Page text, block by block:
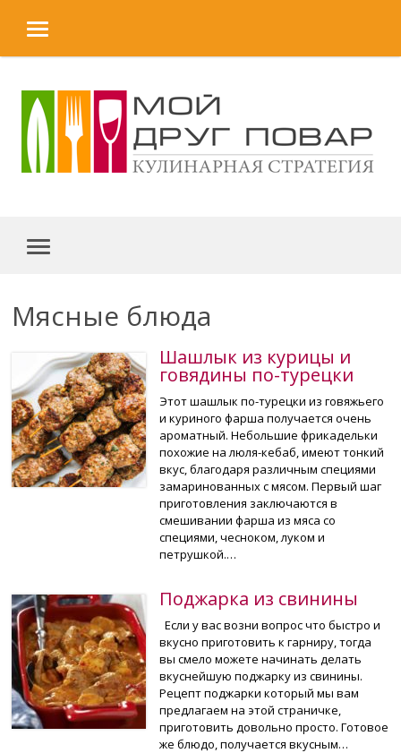
MENU
MENU
Мясные блюда
Шашлык из курицы и
говядины по-турецки
Этот шашлык по-турецки из говяжьего
и куриного фарша получается очень
ароматный. Небольшие фрикадельки
похожие на люля-кебаб, имеют тонкий
вкус, благодаря различным специями
замаринованных с мясом. Первый шаг
приготовления заключаются в
смешивании фарша из мяса со
специями, чесноком, луком и
петрушкой.…
Поджарка из свинины
Если у вас возни вопрос что быстро и
вкусно приготовить к гарниру, тогда
вы смело можете начинать делать
вкуснейшую поджарку из свинины.
Рецепт поджарки который мы вам
предлагаем на этой страничке,
приготовить довольно просто. Готовое
же блюдо, получается вкусным…